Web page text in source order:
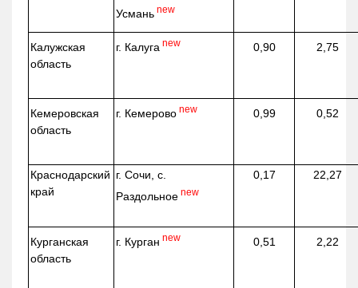
Усмань new
Калужская
область
г. Калуга new 0,90 2,75
Кемеровская
область
г. Кемерово new 0,99 0,52
Краснодарский
край
г. Сочи, с.
Раздольное new
0,17 22,27
Курганская
область
г. Курган new 0,51 2,22